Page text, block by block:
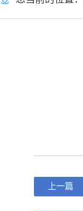
上一篇